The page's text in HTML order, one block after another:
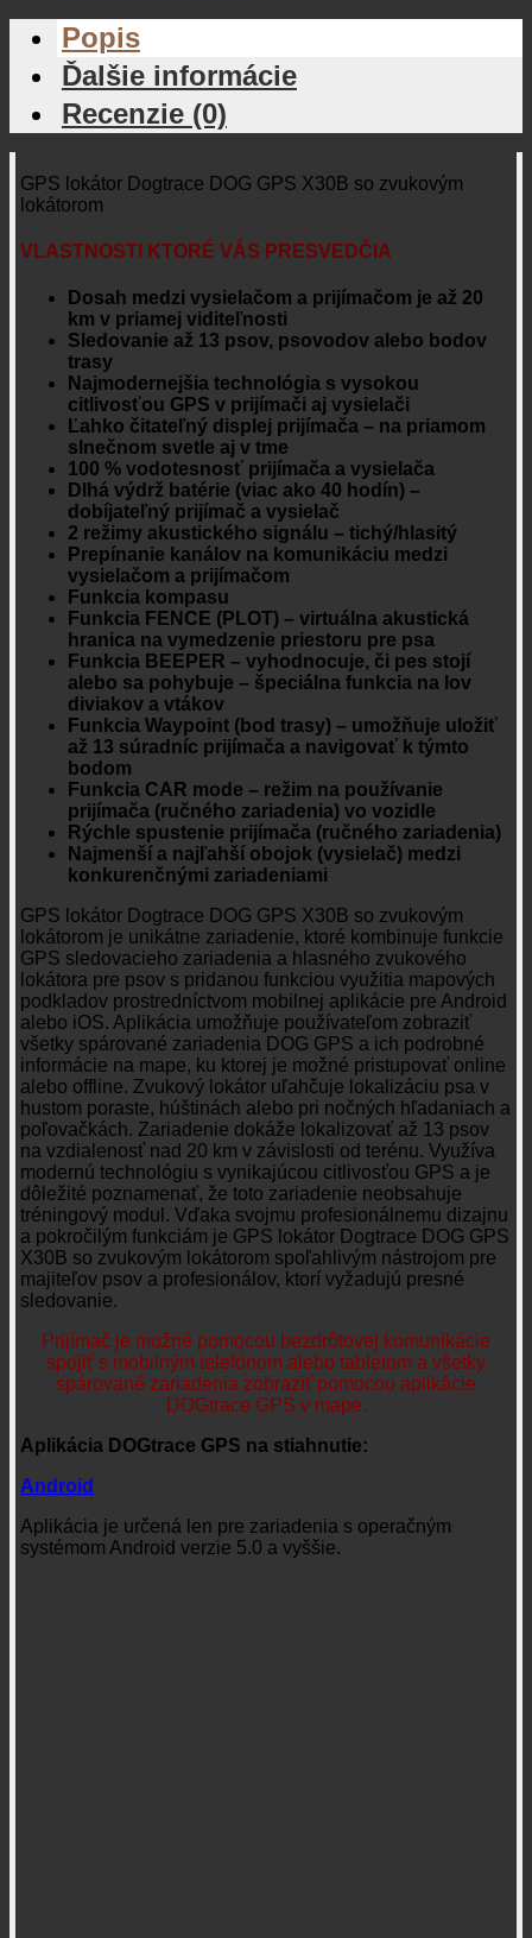
Popis
Ďalšie informácie
Recenzie (0)
GPS lokátor Dogtrace DOG GPS X30B so zvukovým
lokátorom
VLASTNOSTI KTORÉ VÁS PRESVEDČIA
Dosah medzi vysielačom a prijímačom je až 20
km v priamej viditeľnosti
Sledovanie až 13 psov, psovodov alebo bodov
trasy
Najmodernejšia technológia s vysokou
citlivosťou GPS v prijímači aj vysielači
Ľahko čitateľný displej prijímača – na priamom
slnečnom svetle aj v tme
100 % vodotesnosť prijímača a vysielača
Dlhá výdrž batérie (viac ako 40 hodín) –
dobíjateľný prijímač a vysielač
2 režimy akustického signálu – tichý/hlasitý
Prepínanie kanálov na komunikáciu medzi
vysielačom a prijímačom
Funkcia kompasu
Funkcia FENCE (PLOT) – virtuálna akustická
hranica na vymedzenie priestoru pre psa
Funkcia BEEPER – vyhodnocuje, či pes stojí
alebo sa pohybuje – špeciálna funkcia na lov
diviakov a vtákov
Funkcia Waypoint (bod trasy) – umožňuje uložiť
až 13 súradníc prijímača a navigovať k týmto
bodom
Funkcia CAR mode – režim na používanie
prijímača (ručného zariadenia) vo vozidle
Rýchle spustenie prijímača (ručného zariadenia)
Najmenší a najľahší obojok (vysielač) medzi
konkurenčnými zariadeniami
GPS lokátor Dogtrace DOG GPS X30B so zvukovým
lokátorom je unikátne zariadenie, ktoré kombinuje funkcie
GPS sledovacieho zariadenia a hlasného zvukového
lokátora pre psov s pridanou funkciou využitia mapových
podkladov prostredníctvom mobilnej aplikácie pre Android
alebo iOS. Aplikácia umožňuje používateľom zobraziť
všetky spárované zariadenia DOG GPS a ich podrobné
informácie na mape, ku ktorej je možné pristupovať online
alebo offline. Zvukový lokátor uľahčuje lokalizáciu psa v
hustom poraste, húštinách alebo pri nočných hľadaniach a
poľovačkách. Zariadenie dokáže lokalizovať až 13 psov
na vzdialenosť nad 20 km v závislosti od terénu. Využíva
modernú technológiu s vynikajúcou citlivosťou GPS a je
dôležité poznamenať, že toto zariadenie neobsahuje
tréningový modul. Vďaka svojmu profesionálnemu dizajnu
a pokročilým funkciám je GPS lokátor Dogtrace DOG GPS
X30B so zvukovým lokátorom spoľahlivým nástrojom pre
majiteľov psov a profesionálov, ktorí vyžadujú presné
sledovanie.
Prijímač je možné pomocou bezdrôtovej komunikácie
spojiť s mobilným telefónom alebo tabletom a všetky
spárované zariadenia zobraziť pomocou aplikácie
DOGtrace GPS v mape.
Aplikácia DOGtrace GPS na stiahnutie:
Android
Aplikácia je určená len pre zariadenia s operačným
systémom Android verzie 5.0 a vyššie.